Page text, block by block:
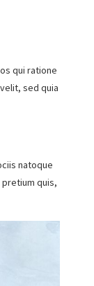
qui ratione
sed quia
natoque
quis,